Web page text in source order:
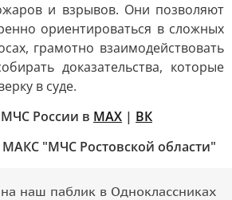
и взрывов. Они позволяют
ориентироваться в сложных
грамотно взаимодействовать
доказательства, которые
в суде.
России в MAX | ВК
МАКС "МЧС Ростовской области"
наш паблик в Одноклассниках